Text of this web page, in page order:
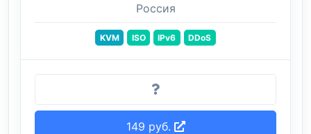
Россия
KVM ISO IPv6 DDoS
149 руб.